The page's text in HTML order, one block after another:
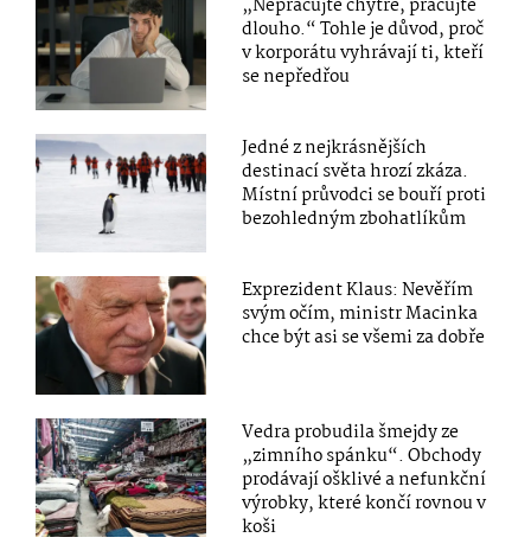
„Nepracujte chytře, pracujte
dlouho.“ Tohle je důvod, proč
v korporátu vyhrávají ti, kteří
se nepředřou
Jedné z nejkrásnějších
destinací světa hrozí zkáza.
Místní průvodci se bouří proti
bezohledným zbohatlíkům
Exprezident Klaus: Nevěřím
svým očím, ministr Macinka
chce být asi se všemi za dobře
Vedra probudila šmejdy ze
„zimního spánku“. Obchody
prodávají ošklivé a nefunkční
výrobky, které končí rovnou v
koši